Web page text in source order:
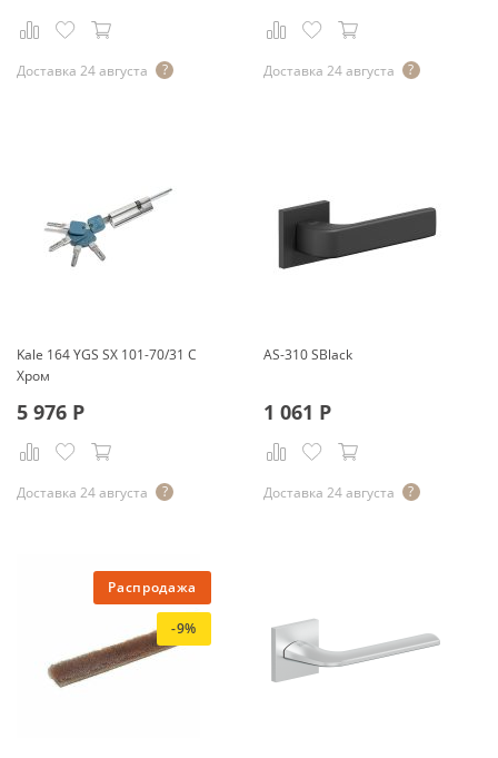
Доставка 24 августа Доставка 24 августа
Kale 164 YGS SX 101-70/31 C
Хром
5 976 Р
Доставка 24 августа
AS-310 SBlack
1 061 Р
Доставка 24 августа
Распродажа
-9%